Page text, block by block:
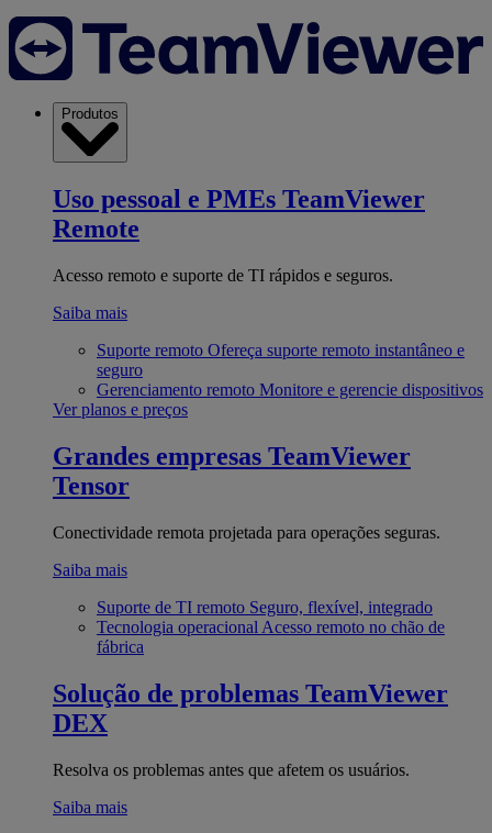
Produtos
Uso pessoal e PMEs TeamViewer
Remote
Acesso remoto e suporte de TI rápidos e seguros.
Saiba mais
Suporte remoto Ofereça suporte remoto instantâneo e
seguro
Gerenciamento remoto Monitore e gerencie dispositivos
Ver planos e preços
Grandes empresas TeamViewer
Tensor
Conectividade remota projetada para operações seguras.
Saiba mais
Suporte de TI remoto Seguro, flexível, integrado
Tecnologia operacional Acesso remoto no chão de
fábrica
Solução de problemas TeamViewer
DEX
Resolva os problemas antes que afetem os usuários.
Saiba mais